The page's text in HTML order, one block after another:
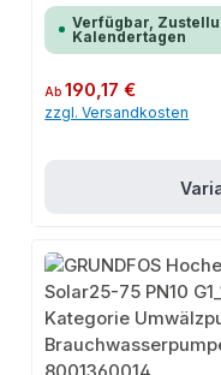
Verfügbar,
Kalendertagen
Regulärer Preis:
Ab190,17 €
zzgl. Versandkosten